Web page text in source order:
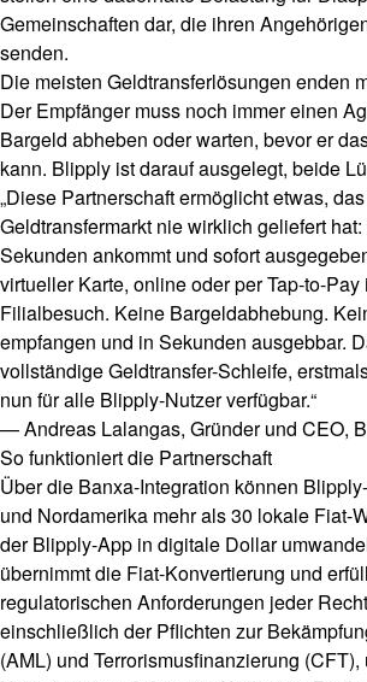
Gemeinschaften dar, die ihren
senden.
Die meisten Geldtransferlösungen enden
Der Empfänger muss noch immer einen
Bargeld abheben oder warten, bevor er
kann. Blipply ist darauf ausgelegt, beide
„Diese Partnerschaft ermöglicht etwas,
Geldtransfermarkt nie wirklich geliefert
Sekunden ankommt und sofort
virtueller Karte, online oder per Tap-to-Pay
Filialbesuch. Keine Bargeldabhebung.
empfangen und in Sekunden ausgebbar.
vollständige Geldtransfer-Schleife,
nun für alle Blipply-Nutzer verfügbar.“
— Andreas Lalangas, Gründer und CEO,
So funktioniert die Partnerschaft
Über die Banxa-Integration können
und Nordamerika mehr als 30 lokale Fiat-
der Blipply-App in digitale Dollar
übernimmt die Fiat-Konvertierung und
regulatorischen Anforderungen jeder
einschließlich der Pflichten zur
(AML) und Terrorismusfinanzierung